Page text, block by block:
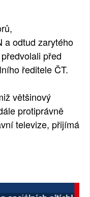
a odtud zarytého
před
ředitele ČT.
většinový
protiprávně
televize, přijímá